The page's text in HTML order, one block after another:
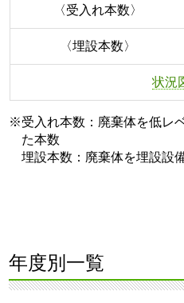
〈受入れ本数〉
〈埋設本数〉
状況
※受入れ本数：廃棄体を低レ
た本数
埋設本数：廃棄体を埋設設
年度別一覧